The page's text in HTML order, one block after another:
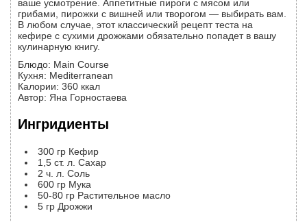
ваше усмотрение. Аппетитные пироги с мясом или
грибами, пирожки с вишней или творогом — выбирать вам.
В любом случае, этот классический рецепт теста на
кефире с сухими дрожжами обязательно попадет в вашу
кулинарную книгу.
Блюдо: Main Course
Кухня: Mediterranean
Калории: 360 ккал
Автор: Яна Горностаева
Ингридиенты
300 гр Кефир
1,5 ст. л. Сахар
2 ч. л. Соль
600 гр Мука
50-80 гр Растительное масло
5 гр Дрожжи